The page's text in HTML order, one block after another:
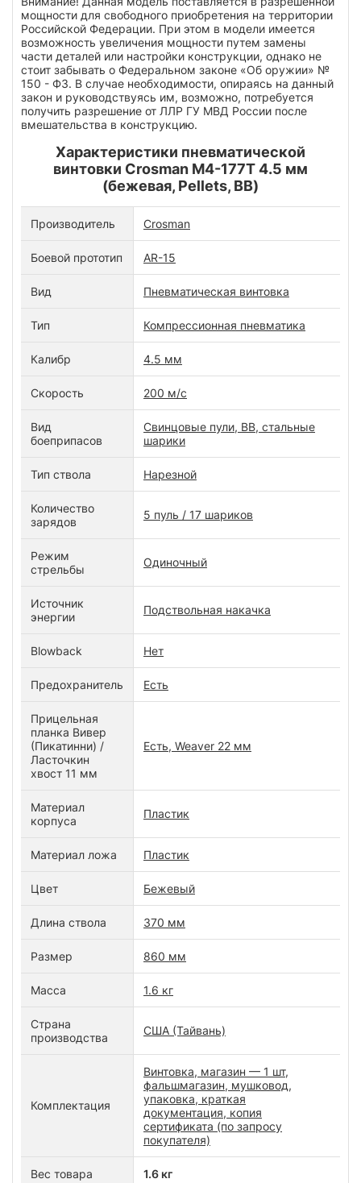
мощности для свободного приобретения на территории
Российской Федерации. При этом в модели имеется
возможность увеличения мощности путем замены
части деталей или настройки конструкции, однако не
стоит забывать о Федеральном законе «Об оружии» №
150 - ФЗ. В случае необходимости, опираясь на данный
закон и руководствуясь им, возможно, потребуется
получить разрешение от ЛЛР ГУ МВД России после
вмешательства в конструкцию.
Характеристики пневматической
винтовки Crosman M4-177T 4.5 мм
(бежевая, Pellets, BB)
Производитель Crosman
Боевой прототип AR-15
Вид Пневматическая винтовка
Тип Компрессионная пневматика
Калибр 4.5 мм
Скорость 200 м/с
Вид
боеприпасов
Свинцовые пули, ВВ, стальные
шарики
Тип ствола Нарезной
Количество
зарядов
5 пуль / 17 шариков
Режим
стрельбы
Одиночный
Источник
энергии
Подствольная накачка
Blowback Нет
Предохранитель Есть
Прицельная
планка Вивер
(Пикатинни) /
Ласточкин
хвост 11 мм
Есть, Weaver 22 мм
Материал
корпуса
Пластик
Материал ложа Пластик
Цвет Бежевый
Длина ствола 370 мм
Размер 860 мм
Масса 1.6 кг
Страна
производства
США (Тайвань)
Комплектация
Винтовка, магазин — 1 шт,
фальшмагазин, мушковод,
упаковка, краткая
документация, копия
сертификата (по запросу
покупателя)
Вес товара 1.6 кг